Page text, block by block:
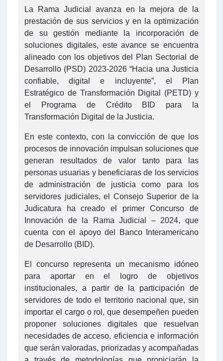
La Rama Judicial avanza en la mejora de la
prestación de sus servicios y en la optimización
de su gestión mediante la incorporación de
soluciones digitales, este avance se encuentra
alineado con los objetivos del Plan Sectorial de
Desarrollo (PSD) 2023-2026 “Hacia una Justicia
confiable, digital e incluyente”, el Plan
Estratégico de Transformación Digital (PETD) y
el Programa de Crédito BID para la
Transformación Digital de la Justicia.
En este contexto, con la convicción de que los
procesos de innovación impulsan soluciones que
generan resultados de valor tanto para las
personas usuarias y beneficiaras de los servicios
de administración de justicia como para los
servidores judiciales, el Consejo Superior de la
Judicatura ha creado el primer Concurso de
Innovación de la Rama Judicial – 2024, que
cuenta con el apoyo del Banco Interamericano
de Desarrollo (BID).
El concurso representa un mecanismo idóneo
para aportar en el logro de objetivos
institucionales, a partir de la participación de
servidores de todo el territorio nacional que, sin
importar el cargo o rol, que desempeñen pueden
proponer soluciones digitales que resuelvan
necesidades de acceso, eficiencia e información
que serán valoradas, priorizadas y acompañadas